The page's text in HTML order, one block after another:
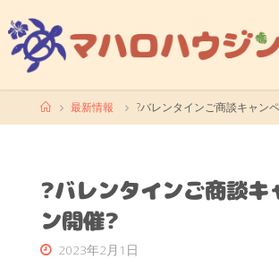
ン
テ
ホ
ー
最新情報 ?バレンタインご商談キャン
?バレンタインご商談キ
ン開催?
2023年2月1日